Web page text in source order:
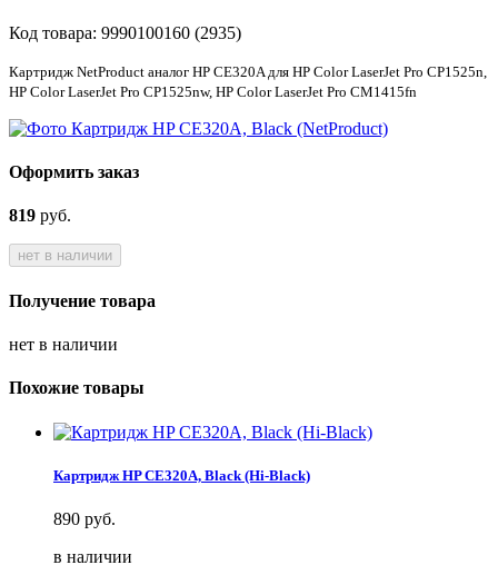
Код товара: 9990100160 (2935)
Картридж NetProduct аналог HP CE320A для HP Color LaserJet Pro CP1525n,
HP Color LaserJet Pro CP1525nw, HP Color LaserJet Pro CM1415fn
Оформить заказ
819 руб.
нет в наличии
Получение товара
нет в наличии
Похожие товары
Картридж HP CE320A, Black (Hi-Black)
890 руб.
в наличии